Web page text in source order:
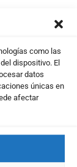
como las
dispositivo. El
datos
únicas en
afectar